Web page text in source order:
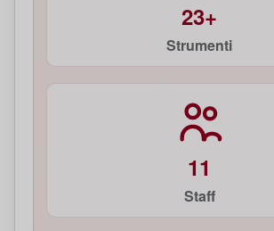
23+
Strumenti
11
Staff